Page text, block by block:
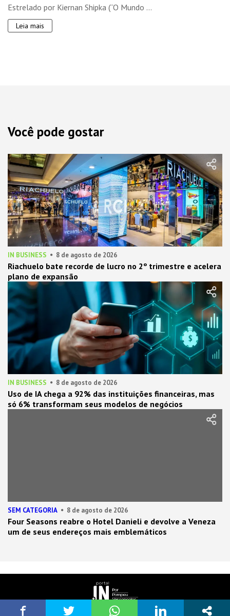
Estrelado por Kiernan Shipka (“O Mundo ...
Leia mais
Você pode gostar
IN BUSINESS 8 de agosto de 2026
Riachuelo bate recorde de lucro no 2º trimestre e acelera
plano de expansão
IN BUSINESS 8 de agosto de 2026
Uso de IA chega a 92% das instituições financeiras, mas
só 6% transformam seus modelos de negócios
SEM CATEGORIA 8 de agosto de 2026
Four Seasons reabre o Hotel Danieli e devolve a Veneza
um de seus endereços mais emblemáticos